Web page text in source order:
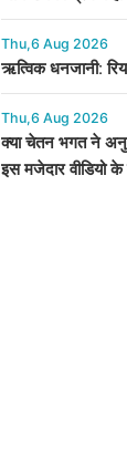
Thu,6 Aug 2026
ऋत्विक धनजानी:
Thu,6 Aug 2026
क्या चेतन भगत ने
इस मजेदार वीडियो के